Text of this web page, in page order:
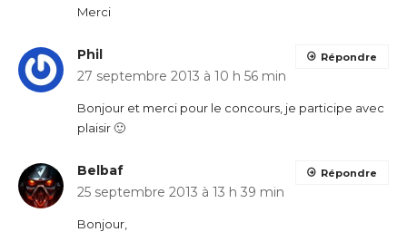
Merci
Phil
27 septembre 2013 à 10 h 56 min
Bonjour et merci pour le concours, je participe avec
plaisir 🙂
Répondre
Belbaf
25 septembre 2013 à 13 h 39 min
Bonjour,
Répondre